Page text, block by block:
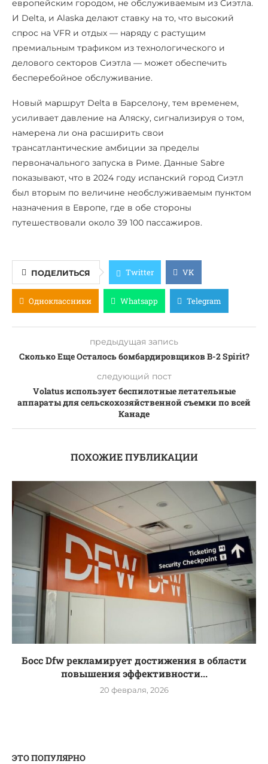
европейским городом, не обслуживаемым из Сиэтла.
И Delta, и Alaska делают ставку на то, что высокий
спрос на VFR и отдых — наряду с растущим
премиальным трафиком из технологического и
делового секторов Сиэтла — может обеспечить
бесперебойное обслуживание.
Новый маршрут Delta в Барселону, тем временем,
усиливает давление на Аляску, сигнализируя о том,
намерена ли она расширить свои
трансатлантические амбиции за пределы
первоначального запуска в Риме. Данные Sabre
показывают, что в 2024 году испанский город Сиэтл
был вторым по величине необслуживаемым пунктом
назначения в Европе, где в обе стороны
путешествовали около 39 100 пассажиров.
ПОДЕЛИТЬСЯ Twitter VK
Одноклассники Whatsapp Telegram
предыдущая запись
Сколько Еще Осталось бомбардировщиков B-2 Spirit?
следующий пост
Volatus использует беспилотные летательные
аппараты для сельскохозяйственной съемки по всей
Канаде
ПОХОЖИЕ ПУБЛИКАЦИИ
Босс Dfw рекламирует достижения в области
повышения эффективности...
20 февраля, 2026
ЭТО ПОПУЛЯРНО